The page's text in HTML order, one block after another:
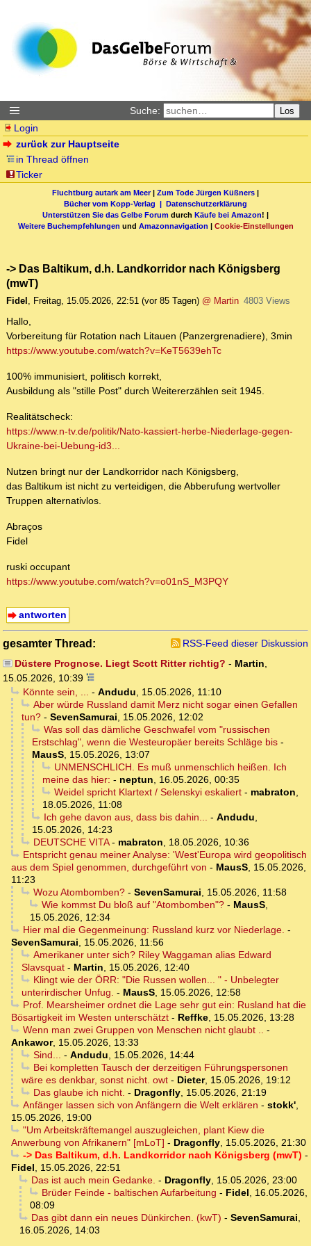
Suche: Los
Login
zurück zur Hauptseite
in Thread öffnen
Ticker
Fluchtburg autark am Meer| Zum Tode Jürgen Küßners |
Bücher vom Kopp-Verlag | Datenschutzerklärung
Unterstützen Sie das Gelbe Forum durch Käufe bei Amazon! |
Weitere Buchempfehlungen und Amazonnavigation | Cookie-Einstellungen
-> Das Baltikum, d.h. Landkorridor nach Königsberg
(mwT)
Fidel , Freitag, 15.05.2026, 22:51 (vor 85 Tagen) @ Martin 4803 Views
Hallo,
Vorbereitung für Rotation nach Litauen (Panzergrenadiere), 3min
https://www.youtube.com/watch?v=KeT5639ehTc
100% immunisiert, politisch korrekt,
Ausbildung als "stille Post" durch Weitererzählen seit 1945.
Realitätscheck:
https://www.n-tv.de/politik/Nato-kassiert-herbe-Niederlage-gegen-
Ukraine-bei-Uebung-id3...
Nutzen bringt nur der Landkorridor nach Königsberg,
das Baltikum ist nicht zu verteidigen, die Abberufung wertvoller
Truppen alternativlos.
Abraços
Fidel
ruski occupant
https://www.youtube.com/watch?v=o01nS_M3PQY
antworten
gesamter Thread:
RSS-Feed dieser Diskussion
Düstere Prognose. Liegt Scott Ritter richtig? - Martin,
15.05.2026, 10:39
Könnte sein, ... - Andudu, 15.05.2026, 11:10
Aber würde Russland damit Merz nicht sogar einen Gefallen
tun? - SevenSamurai, 15.05.2026, 12:02
Was soll das dämliche Geschwafel vom "russischen
Erstschlag", wenn die Westeuropäer bereits Schläge bis -
MausS, 15.05.2026, 13:07
UNMENSCHLICH. Es muß unmenschlich heißen. Ich
meine das hier: - neptun, 16.05.2026, 00:35
Weidel spricht Klartext / Selenskyi eskaliert- mabraton,
18.05.2026, 11:08
Ich gehe davon aus, dass bis dahin... - Andudu,
15.05.2026, 14:23
DEUTSCHE VITA- mabraton, 18.05.2026, 10:36
Entspricht genau meiner Analyse: 'West'Europa wird geopolitisch
aus dem Spiel genommen, durchgeführt von - MausS, 15.05.2026,
11:23
Wozu Atombomben?- SevenSamurai, 15.05.2026, 11:58
Wie kommst Du bloß auf "Atombomben"?- MausS,
15.05.2026, 12:34
Hier mal die Gegenmeinung: Russland kurz vor Niederlage. -
SevenSamurai, 15.05.2026, 11:56
Amerikaner unter sich? Riley Waggaman alias Edward
Slavsquat - Martin, 15.05.2026, 12:40
Klingt wie der ÖRR: "Die Russen wollen... " - Unbelegter
unterirdischer Unfug. - MausS, 15.05.2026, 12:58
Prof. Mearsheimer ordnet die Lage sehr gut ein: Rusland hat die
Bösartigkeit im Westen unterschätzt - Reffke, 15.05.2026, 13:28
Wenn man zwei Gruppen von Menschen nicht glaubt .. -
Ankawor, 15.05.2026, 13:33
Sind... - Andudu, 15.05.2026, 14:44
Bei kompletten Tausch der derzeitigen Führungspersonen
wäre es denkbar, sonst nicht. owt - Dieter, 15.05.2026, 19:12
Das glaube ich nicht. - Dragonfly, 15.05.2026, 21:19
Anfänger lassen sich von Anfängern die Welt erklären - stokk',
15.05.2026, 19:00
"Um Arbeitskräftemangel auszugleichen, plant Kiew die
Anwerbung von Afrikanern" [mLoT] - Dragonfly, 15.05.2026, 21:30
-> Das Baltikum, d.h. Landkorridor nach Königsberg (mwT) -
Fidel, 15.05.2026, 22:51
Das ist auch mein Gedanke. - Dragonfly, 15.05.2026, 23:00
Brüder Feinde - baltischen Aufarbeitung - Fidel, 16.05.2026,
08:09
Das gibt dann ein neues Dünkirchen. (kwT) - SevenSamurai,
16.05.2026, 14:03